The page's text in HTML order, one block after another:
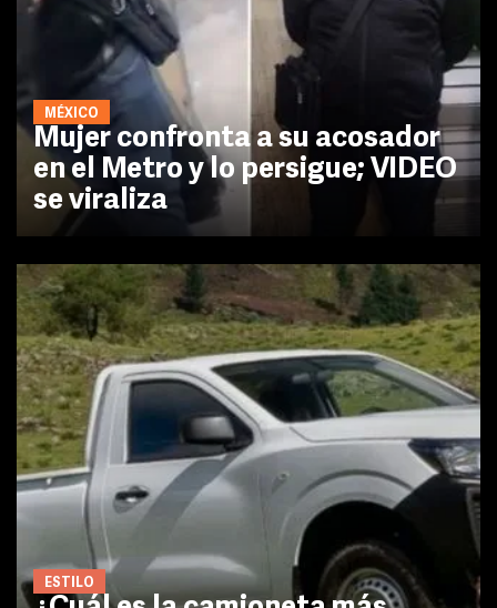
MÉXICO
Mujer confronta a su acosador
en el Metro y lo persigue; VIDEO
se viraliza
ESTILO